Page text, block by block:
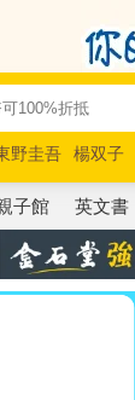
野圭吾 楊双子
賽 路邊攤新作
子館 英文書